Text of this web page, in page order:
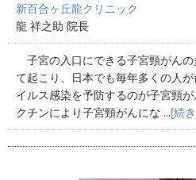
新百合ヶ丘龍クリニック
龍 祥之助 院長
子宮の入口にできる子宮頸がん
て起こり、日本でも毎年多くの人
イルス感染を予防するのが子宮頸
クチンにより子宮頸がんにな ...[続